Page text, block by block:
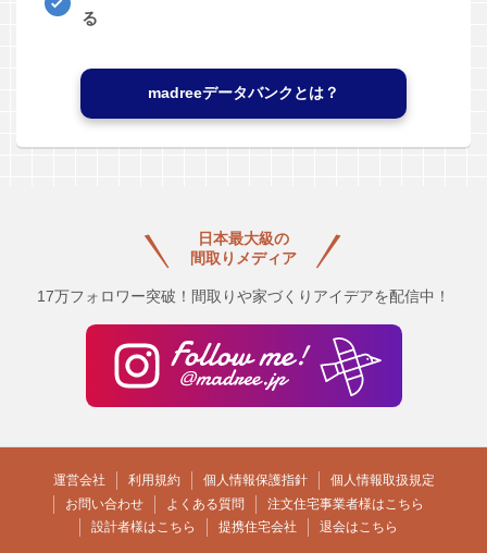
る
madreeデータバンクとは？
日本最大級の
間取りメディア
17万フォロワー突破！間取りや家づくりアイデアを配信中！
運営会社 利用規約 個人情報保護指針
個人情報取扱規定
お問い合わせ
よくある質問
注文住宅事業者様はこちら
設計者様はこちら
提携住宅会社 退会はこちら